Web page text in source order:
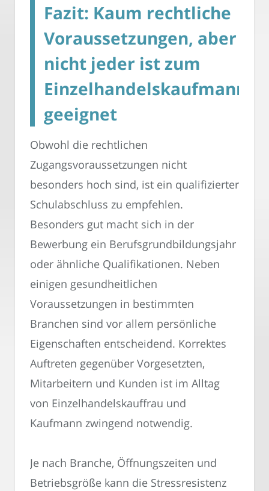
Fazit: Kaum rechtliche
Voraussetzungen, aber
nicht jeder ist zum
Einzelhandelskaufmann
geeignet
Obwohl die rechtlichen
Zugangsvoraussetzungen nicht
besonders hoch sind, ist ein qualifizierter
Schulabschluss zu empfehlen.
Besonders gut macht sich in der
Bewerbung ein Berufsgrundbildungsjahr
oder ähnliche Qualifikationen. Neben
einigen gesundheitlichen
Voraussetzungen in bestimmten
Branchen sind vor allem persönliche
Eigenschaften entscheidend. Korrektes
Auftreten gegenüber Vorgesetzten,
Mitarbeitern und Kunden ist im Alltag
von Einzelhandelskauffrau und
Kaufmann zwingend notwendig.
Je nach Branche, Öffnungszeiten und
Betriebsgröße kann die Stressresistenz